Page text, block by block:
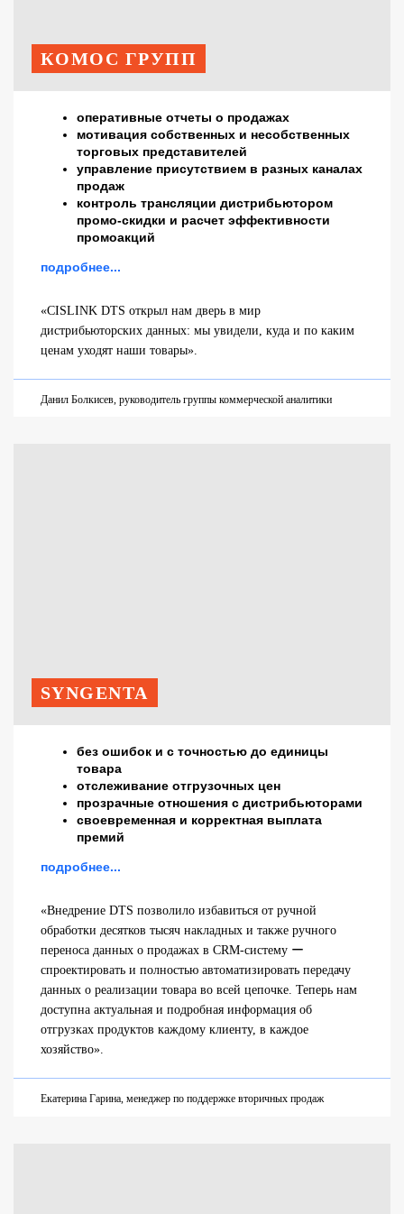
КОМОС ГРУПП
оперативные отчеты о продажах
мотивация собственных и несобственных
торговых представителей
управление присутствием в разных каналах
продаж
контроль трансляции дистрибьютором
промо-скидки и расчет эффективности
промоакций
подробнее...
«CISLINK DTS открыл нам дверь в мир
дистрибьюторских данных: мы увидели, куда и по каким
ценам уходят наши товары».
Данил Болкисев, руководитель группы коммерческой аналитики
SYNGENTA
без ошибок и с точностью до единицы
товара
отслеживание отгрузочных цен
прозрачные отношения с дистрибьюторами
своевременная и корректная выплата
премий
подробнее...
«Внедрение DTS позволило избавиться от ручной
обработки десятков тысяч накладных и также ручного
переноса данных о продажах в CRM-систему ー
спроектировать и полностью автоматизировать передачу
данных о реализации товара во всей цепочке. Теперь нам
доступна актуальная и подробная информация об
отгрузках продуктов каждому клиенту, в каждое
хозяйство».
Екатерина Гарина, менеджер по поддержке вторичных продаж